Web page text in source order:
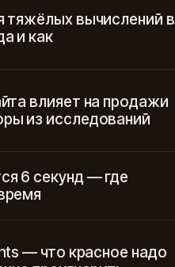
тяжёлых вычислений в
и как
влияет на продажи
из исследований
6 секунд — где
— что красное надо